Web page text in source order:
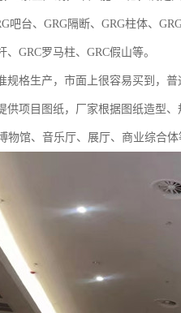
吧台、GRG隔断、GRG柱体、
GRC罗马柱、GRC假山等。
规格生产，市面上很容易买到，
供项目图纸，厂家根据图纸造型
物馆、音乐厅、展厅、商业综合